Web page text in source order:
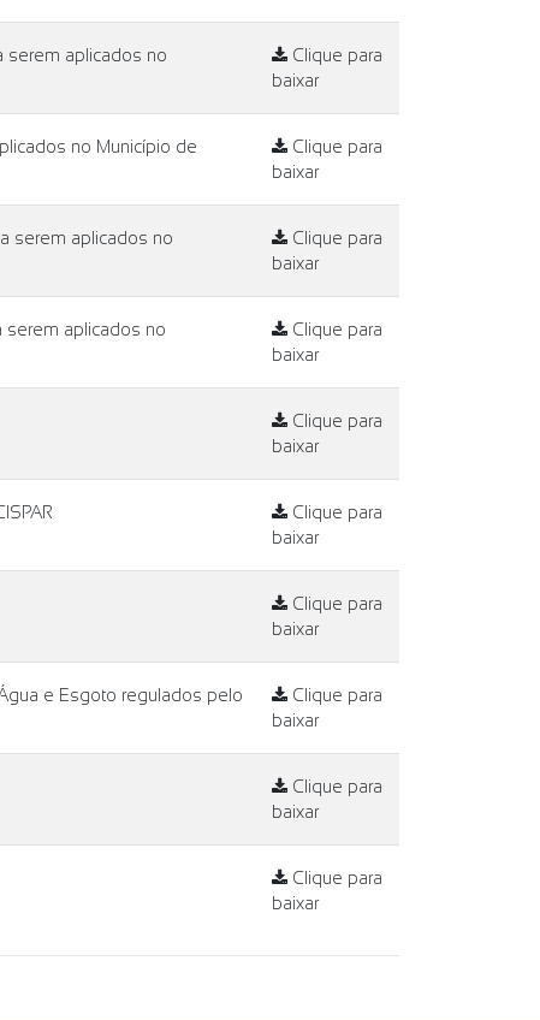
serem aplicados no
Clique para
baixar
no Município de
Clique para
baixar
serem aplicados no
Clique para
baixar
serem aplicados no
Clique para
baixar
Clique para
baixar
Clique para
baixar
Clique para
baixar
e Esgoto regulados pelo
Clique para
baixar
Clique para
baixar
Clique para
baixar